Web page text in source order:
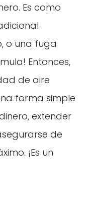
Es como
o una fuga
Entonces,
de aire
forma simple
extender
de
¡Es un